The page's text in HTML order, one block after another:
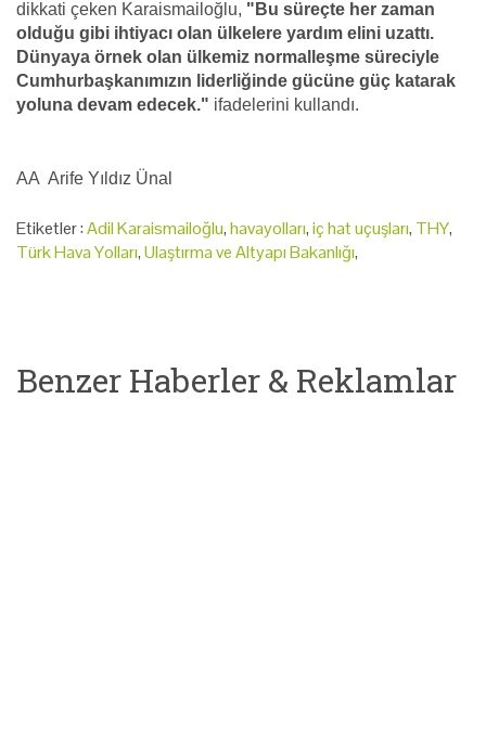
dikkati çeken Karaismailoğlu, "Bu süreçte her zaman
olduğu gibi ihtiyacı olan ülkelere yardım elini uzattı.
Dünyaya örnek olan ülkemiz normalleşme süreciyle
Cumhurbaşkanımızın liderliğinde gücüne güç katarak
yoluna devam edecek." ifadelerini kullandı.
AA Arife Yıldız Ünal
Etiketler :Adil Karaismailoğlu,havayolları,iç hat uçuşları, THY,
Türk Hava Yolları,Ulaştırma ve Altyapı Bakanlığı,
Benzer Haberler & Reklamlar